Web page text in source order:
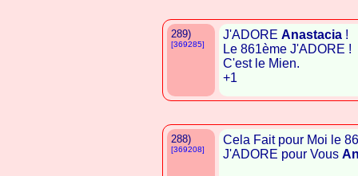
289)
[369285]
J'ADORE Anastacia !
Le 861ème J'ADORE !
C'est le Mien.
+1
288)
[369208]
Cela Fait pour Moi le
J'ADORE pour Vous